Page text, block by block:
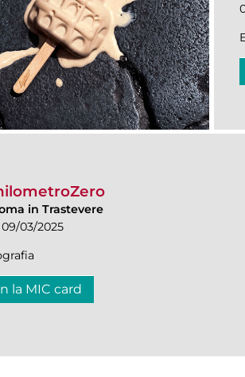
in Trastevere
09/03/2025
la MIC card